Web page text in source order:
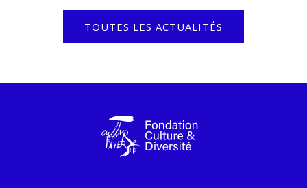
TOUTES LES ACTUALITÉS